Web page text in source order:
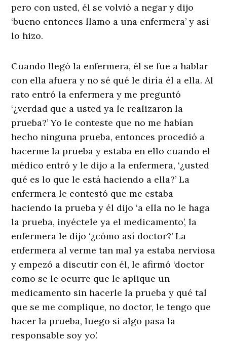
pero con usted, él se volvió a negar y dijo
‘bueno entonces llamo a una enfermera’ y así
lo hizo.
Cuando llegó la enfermera, él se fue a hablar
con ella afuera y no sé qué le diría él a ella. Al
rato entró la enfermera y me preguntó
‘¿verdad que a usted ya le realizaron la
prueba?’ Yo le conteste que no me habían
hecho ninguna prueba, entonces procedió a
hacerme la prueba y estaba en ello cuando el
médico entró y le dijo a la enfermera, ‘¿usted
qué es lo que le está haciendo a ella?’ La
enfermera le contestó que me estaba
haciendo la prueba y él dijo ‘a ella no le haga
la prueba, inyéctele ya el medicamento’, la
enfermera le dijo ‘¿cómo así doctor?’ La
enfermera al verme tan mal ya estaba nerviosa
y empezó a discutir con él, le afirmó ‘doctor
como se le ocurre que le aplique un
medicamento sin hacerle la prueba y qué tal
que se me complique, no doctor, le tengo que
hacer la prueba, luego si algo pasa la
responsable soy yo’.